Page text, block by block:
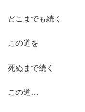
どこまでも続く
この道を
死ぬまで続く
この道…